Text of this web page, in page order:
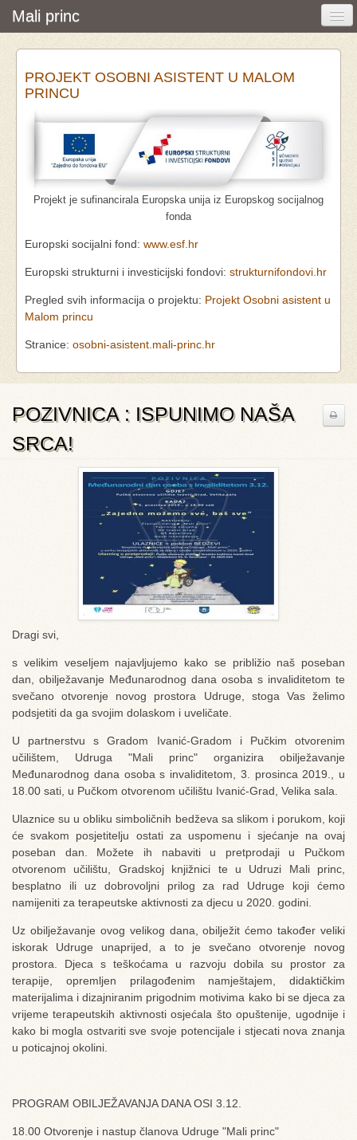
Mali princ
Početna
Vijesti i događanja
Udruga
Pretraživanje
PROJEKT OSOBNI ASISTENT U MALOM
PRINCU
Projekt je sufinancirala Europska unija iz Europskog socijalnog
fonda
Europski socijalni fond: www.esf.hr
Europski strukturni i investicijski fondovi: strukturnifondovi.hr
Pregled svih informacija o projektu: Projekt Osobni asistent u
Malom princu
Stranice: osobni-asistent.mali-princ.hr
POZIVNICA : ISPUNIMO NAŠA
SRCA!
Dragi svi,
s velikim veseljem najavljujemo kako se približio naš poseban
dan, obilježavanje Međunarodnog dana osoba s invaliditetom te
svečano otvorenje novog prostora Udruge, stoga Vas želimo
podsjetiti da ga svojim dolaskom i uveličate.
U partnerstvu s Gradom Ivanić-Gradom i Pučkim otvorenim
učilištem, Udruga "Mali princ" organizira obilježavanje
Međunarodnog dana osoba s invaliditetom, 3. prosinca 2019., u
18.00 sati, u Pučkom otvorenom učilištu Ivanić-Grad, Velika sala.
Ulaznice su u obliku simboličnih bedževa sa slikom i porukom, koji
će svakom posjetitelju ostati za uspomenu i sjećanje na ovaj
poseban dan. Možete ih nabaviti u pretprodaji u Pučkom
otvorenom učilištu, Gradskoj knjižnici te u Udruzi Mali princ,
besplatno ili uz dobrovoljni prilog za rad Udruge koji ćemo
namijeniti za terapeutske aktivnosti za djecu u 2020. godini.
Uz obilježavanje ovog velikog dana, obilježit ćemo također veliki
iskorak Udruge unaprijed, a to je svečano otvorenje novog
prostora. Djeca s teškoćama u razvoju dobila su prostor za
terapije, opremljen prilagođenim namještajem, didaktičkim
materijalima i dizajniranim prigodnim motivima kako bi se djeca za
vrijeme terapeutskih aktivnosti osjećala što opuštenije, ugodnije i
kako bi mogla ostvariti sve svoje potencijale i stjecati nova znanja
u poticajnoj okolini.
PROGRAM OBILJEŽAVANJA DANA OSI 3.12.
18.00 Otvorenje i nastup članova Udruge "Mali princ"